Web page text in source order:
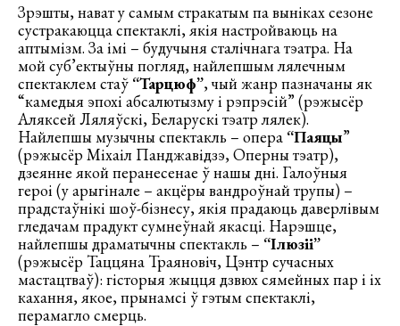
Зрэшты, нават у самым стракатым па выніках сезоне
сустракаюцца спектаклі, якія настройваюць на
аптымізм. За імі – будучыня сталічнага тэатра. На
мой суб’ектыўны погляд, найлепшым лялечным
спектаклем стаў “Тарцюф”, чый жанр пазначаны як
“камедыя эпохі абсалютызму і рэпрэсій” (рэжысёр
Аляксей Ляляўскі, Беларускі тэатр лялек).
Найлепшы музычны спектакль – опера “Паяцы”
(рэжысёр Міхаіл Панджавідзэ, Оперны тэатр),
дзеянне якой перанесенае ў нашы дні. Галоўныя
героі (у арыгінале – акцёры вандроўнай трупы) –
прадстаўнікі шоў-бізнесу, якія прадаюць даверлівым
гледачам прадукт сумнеўнай якасці. Нарэшце,
найлепшы драматычны спектакль – “Ілюзіі”
(рэжысёр Таццяна Траяновіч, Цэнтр сучасных
мастацтваў): гісторыя жыцця дзвюх сямейных пар і іх
кахання, якое, прынамсі ў гэтым спектаклі,
перамагло смерць.